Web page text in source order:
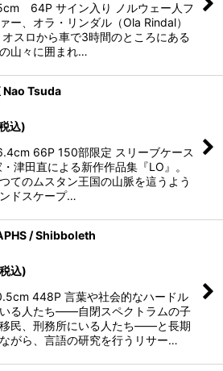
64P サイン入り ノルウェー人フ
ー、オラ・リンダル（Ola Rindal）
スロから車で3時間のところにある
山々に囲まれ…
Nao Tsuda
込)
66P 150部限定 スリーブケース
津田直による新作作品集『LO』。
てのムスタン王国の山脈を這うよう
ドスケープ…
/ Shibboleth
込)
448P 言葉や社会的なハードル
る人たち——自閉スペクトラムの子
民、刑務所にいる人たち——と長期
がら、言語の研究を行うリサー…